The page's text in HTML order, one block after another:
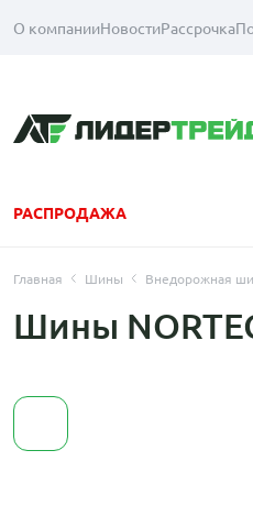
О компанииНовостиРассрочка
РАСПРОДАЖА
Главная Шины Внедорожная
Шины